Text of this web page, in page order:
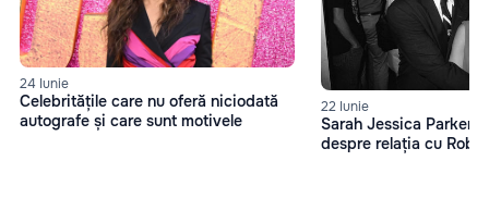
24 Iunie
Celebritățile care nu oferă niciodată
autografe și care sunt motivele
22 Iunie
Sarah Jessica Parker,
despre relația cu